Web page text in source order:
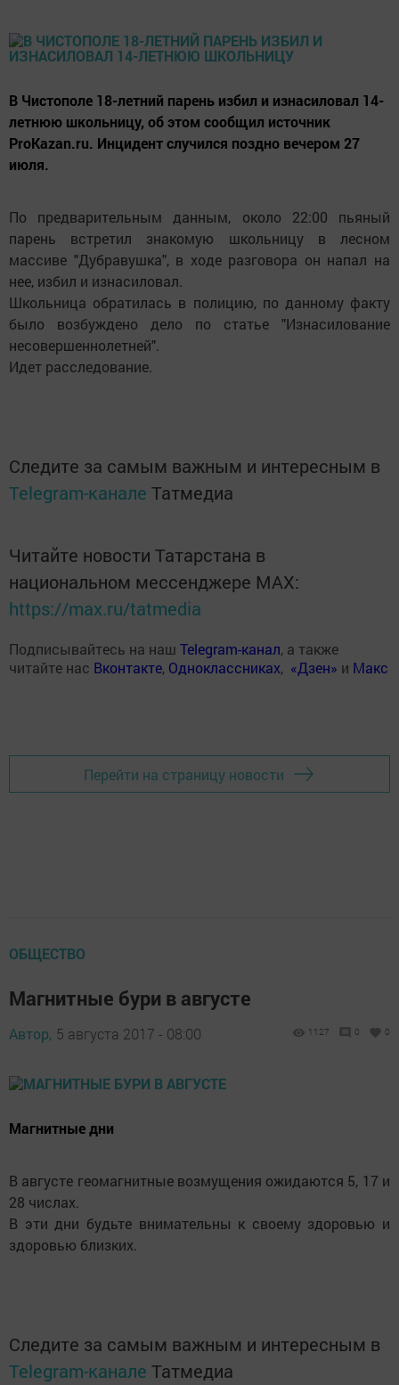
В Чистополе 18-летний парень избил и изнасиловал 14-
летнюю школьницу, об этом сообщил источник
ProKazan.ru. Инцидент случился поздно вечером 27
июля.
По предварительным данным, около 22:00 пьяный
парень встретил знакомую школьницу в лесном
массиве "Дубравушка", в ходе разговора он напал на
нее, избил и изнасиловал.
Школьница обратилась в полицию, по данному факту
было возбуждено дело по статье "Изнасилование
несовершеннолетней".
Идет расследование.
Следите за самым важным и интересным в
Telegram-канале Татмедиа
Читайте новости Татарстана в
национальном мессенджере MАХ:
https://max.ru/tatmedia
Подписывайтесь на наш Telegram-канал, а также
читайте нас Вконтакте, Одноклассниках, «Дзен» и Макс
Перейти на страницу новости
ОБЩЕСТВО
Магнитные бури в августе
Автор, 5 августа 2017 - 08:00 1127 0 0
Магнитные дни
В августе геомагнитные возмущения ожидаются 5, 17 и
28 числах.
В эти дни будьте внимательны к своему здоровью и
здоровью близких.
Следите за самым важным и интересным в
Telegram-канале Татмедиа